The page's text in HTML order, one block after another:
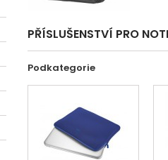
PŘÍSLUŠENSTVÍ PRO
Podkategorie